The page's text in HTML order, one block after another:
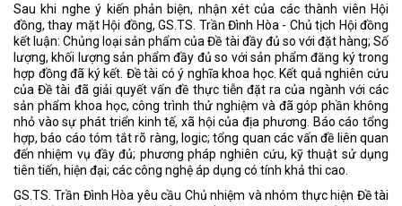
Sau khi nghe ý kiến phản biện, nhận xét của các thành viên Hội
đồng, thay mặt Hội đồng, GS.TS. Trần Đình Hòa - Chủ tịch Hội đồng
kết luận: Chủng loại sản phẩm của Đề tài đầy đủ so với đặt hàng; Số
lượng, khối lượng sản phẩm đầy đủ so với sản phẩm đăng ký trong
hợp đồng đã ký kết. Đề tài có ý nghĩa khoa học. Kết quả nghiên cứu
của Đề tài đã giải quyết vấn đề thực tiễn đặt ra của ngành với các
sản phẩm khoa học, công trình thử nghiệm và đã góp phần không
nhỏ vào sự phát triển kinh tế, xã hội của địa phương. Báo cáo tổng
hợp, báo cáo tóm tắt rõ ràng, logic; tổng quan các vấn đề liên quan
đến nhiệm vụ đầy đủ; phương pháp nghiên cứu, kỹ thuật sử dụng
tiên tiến, hiện đại; các công nghệ áp dụng có tính khả thi cao.
GS.TS. Trần Đình Hòa yêu cầu Chủ nhiệm và nhóm thực hiện Đề tài